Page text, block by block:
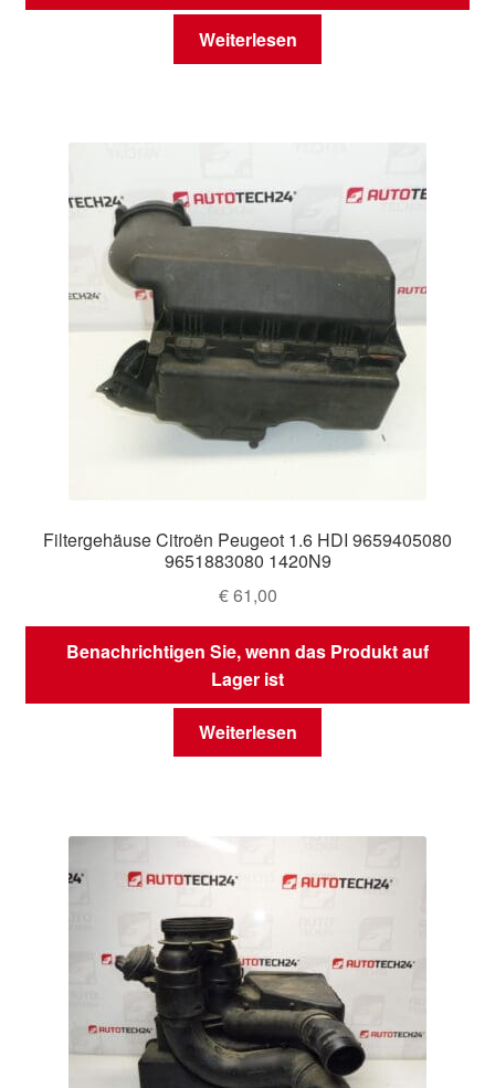
Weiterlesen
Filtergehäuse Citroën Peugeot 1.6 HDI 9659405080
9651883080 1420N9
€61,00
Benachrichtigen Sie, wenn das Produkt auf
Lager ist
Weiterlesen